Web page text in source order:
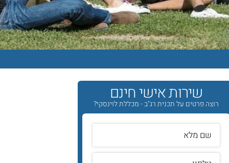
שירות אישי חינם
רוצה פרטים על תכנית רג"ב - מכללת לוינסקי?